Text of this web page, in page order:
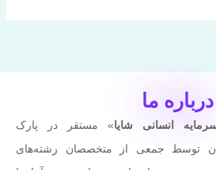
درباره ما
انسانی شایا» مستقر در پارک
توسط جمعی از متخصصان رشته‌های